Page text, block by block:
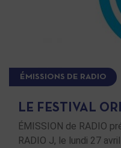
ÉMISSIONS DE RADIO
LE FESTIVAL
ÉMISSION de RADIO
RADIO J, le lundi 27